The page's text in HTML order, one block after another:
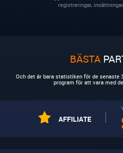
registreringar,
BÄSTA
Och det är bara statistiken för de senaste
program för att vara med
AFFILIATE